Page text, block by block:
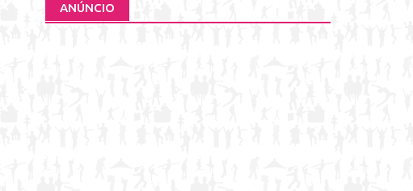
ANÚNCIO